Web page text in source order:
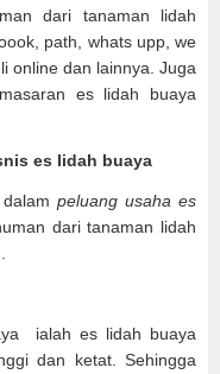
dari tanaman lidah
path, whats upp, we
online dan lainnya. Juga
es lidah buaya
es lidah buaya
peluang usaha es
dari tanaman lidah
ialah es lidah buaya
dan ketat. Sehingga